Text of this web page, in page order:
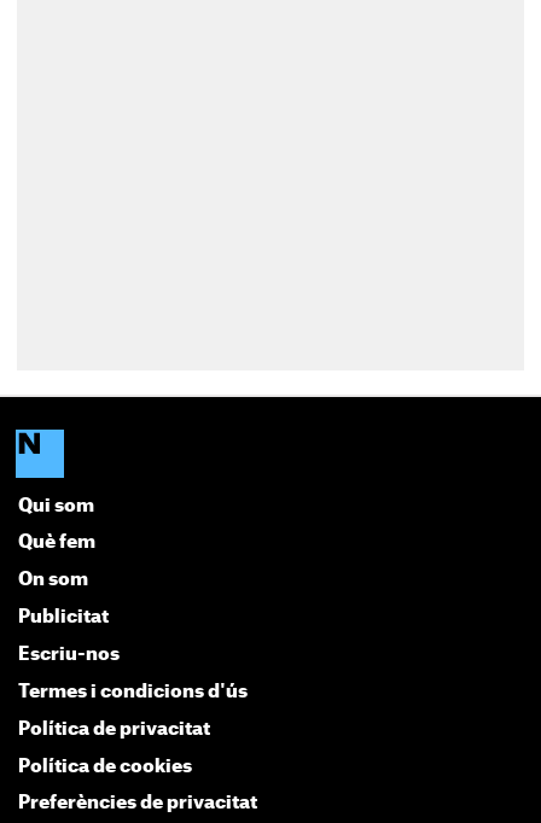
Qui som
Què fem
On som
Publicitat
Escriu-nos
Termes i condicions d'ús
Política de privacitat
Política de cookies
Preferències de privacitat